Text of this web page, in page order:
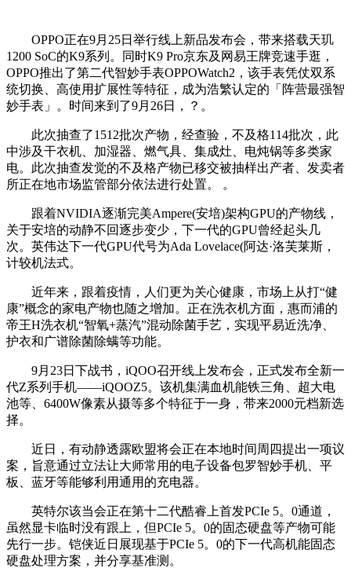
OPPO正在9月25日举行线上新品发布会，带来搭载天玑
1200 SoC的K9系列。同时K9 Pro京东及网易王牌竞速手逛，
OPPO推出了第二代智妙手表OPPOWatch2，该手表凭仗双系
统切换、高使用扩展性等特征，成为浩繁认定的「阵营最强智
妙手表」。时间来到了9月26日，？。
此次抽查了1512批次产物，经查验，不及格114批次，此
中涉及干衣机、加湿器、燃气具、集成灶、电炖锅等多类家
电。此次抽查发觉的不及格产物已移交被抽样出产者、发卖者
所正在地市场监管部分依法进行处置。 。
跟着NVIDIA逐渐完美Ampere(安培)架构GPU的产物线，
关于安培的动静不回逐步变少，下一代的GPU曾经起头几
次。英伟达下一代GPU代号为Ada Lovelace(阿达·洛芙莱斯，
计较机法式。
近年来，跟着疫情，人们更为关心健康，市场上从打“健
康”概念的家电产物也随之增加。正在洗衣机方面，惠而浦的
帝王H洗衣机“智氧+蒸汽”混动除菌手艺，实现平易近洗净、
护衣和广谱除菌除螨等功能。
9月23日下战书，iQOO召开线上发布会，正式发布全新一
代Z系列手机——iQOOZ5。该机集满血机能铁三角、超大电
池等、6400W像素从摄等多个特征于一身，带来2000元档新选
择。
近日，有动静透露欧盟将会正在本地时间周四提出一项议
案，旨意通过立法让大师常用的电子设备包罗智妙手机、平
板、蓝牙等能够利用通用的充电器。
英特尔该当会正在第十二代酷睿上首发PCIe 5。0通道，
虽然显卡临时没有跟上，但PCIe 5。0的固态硬盘等产物可能
先行一步。铠侠近日展现基于PCIe 5。0的下一代高机能固态
硬盘处理方案，并分享基准测。